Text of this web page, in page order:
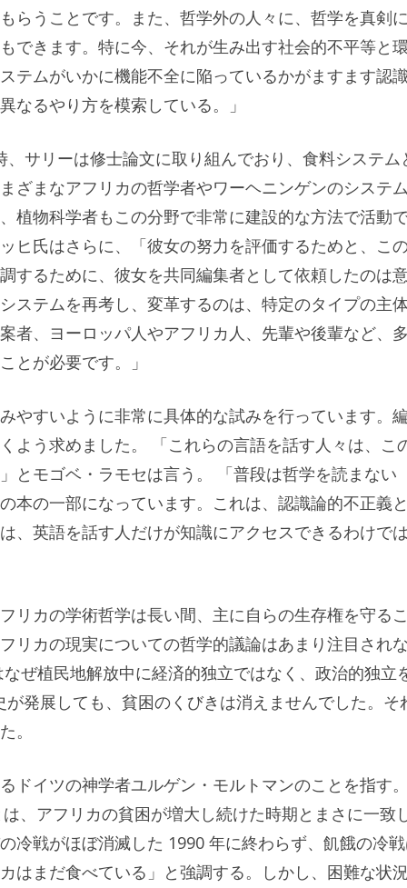
らうことです。また、哲学外の人々に、哲学を真剣
できます。特に今、それが生み出す社会的不平等と
テムがいかに機能不全に陥っているかがますます認
なるやり方を模索している。」
サリーは修士論文に取り組んでおり、食料システム
ざまなアフリカの哲学者やワーヘニンゲンのシステ
植物科学者もこの分野で非常に建設的な方法で活動
ヒ氏はさらに、「彼女の努力を評価するためと、こ
するために、彼女を共同編集者として依頼したのは
ステムを再考し、変革するのは、特定のタイプの主
者、ヨーロッパ人やアフリカ人、先輩や後輩など、
とが必要です。」
やすいように非常に具体的な試みを行っています。
よう求めました。 「これらの言語を話す人々は、こ
とモゴベ・ラモセは言う。 「普段は哲学を読まない
本の一部になっています。これは、認識論的不正義
、英語を話す人だけが知識にアクセスできるわけで
リカの学術哲学は長い間、主に自らの生存権を守る
リカの現実についての哲学的議論はあまり注目され
ぜ植民地解放中に経済的独立ではなく、政治的独立
発展しても、貧困のくびきは消えませんでした。そ
。
ドイツの神学者ユルゲン・モルトマンのことを指す。
、アフリカの貧困が増大し続けた時期とまさに一致
冷戦がほぼ消滅した 1990 年に終わらず、飢餓の冷
はまだ食べている」と強調する。しかし、困難な状